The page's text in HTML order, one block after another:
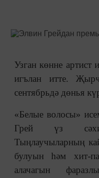
Узган көнне артист
игълан итте.
сентябрьдә дөнья
«Белые волосы»
Грей үз
Тыңлаучыларның
булуын һәм хит-
алачагын